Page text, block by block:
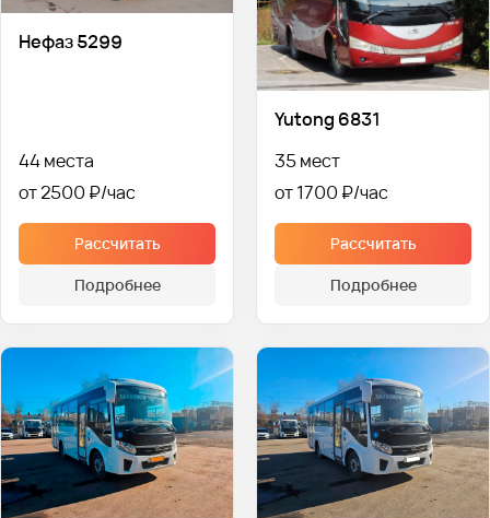
Нефаз 5299
44 места
от 2500 ₽
Рассчитать
Подробнее
Yutong 6831
35 мест
от 1700 ₽
Рассчитать
Подробнее